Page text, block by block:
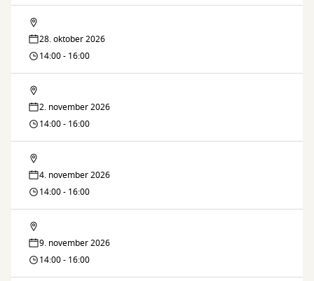
Lektiecaféen
28. oktober 2026
14:00 - 16:00
Lektiecaféen
2. november 2026
14:00 - 16:00
Lektiecaféen
4. november 2026
14:00 - 16:00
Lektiecaféen
9. november 2026
14:00 - 16:00